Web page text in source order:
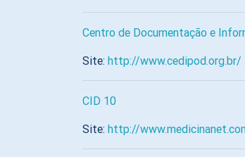
Centro de Documentação e
Site: http://www.cedipod.org.br/
CID 10
Site: http://